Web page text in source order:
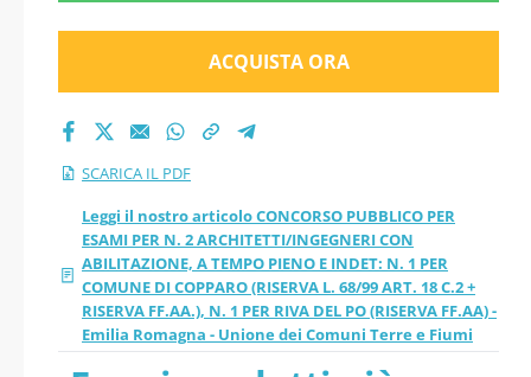
INDET: N. 1 PER
COMUNE DI
COPPARO (RISERVA L.
68/99 ART. 18 C.2 +
RISERVA FF.AA.), N. 1
PER RIVA DEL PO
Unione dei Comuni Terre
e Fiumi - PDF
ACQUISTA ORA
SCARICA IL PDF
Leggi il nostro articolo CONCORSO PUBBLICO PER
ESAMI PER N. 2 ARCHITETTI/INGEGNERI CON
ABILITAZIONE, A TEMPO PIENO E INDET: N. 1 PER
COMUNE DI COPPARO (RISERVA L. 68/99 ART. 18 C.2 +
RISERVA FF.AA.), N. 1 PER RIVA DEL PO (RISERVA FF.AA) -
Emilia Romagna - Unione dei Comuni Terre e Fiumi